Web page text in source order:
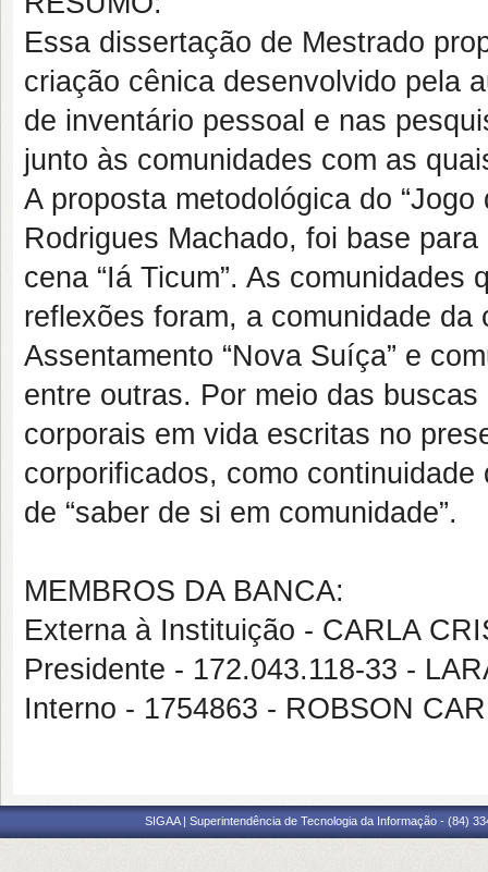
Essa dissertação de Mestrado
criação cênica desenvolvido pela
de inventário pessoal e nas
junto às comunidades com as
A proposta metodológica do
Rodrigues Machado, foi base
cena “Iá Ticum”. As
reflexões foram, a comunidade
Assentamento “Nova Suíça” e
entre outras. Por meio das
corporais em vida escritas no
corporificados, como
de “saber de si em comunidade”.
MEMBROS DA BANCA:
Externa à Instituição - CARLA
Presidente - 172.043.118-33 -
Interno - 1754863 - ROBSON
SIGAA | Superintendência de Tecnologia da Informação - (84)